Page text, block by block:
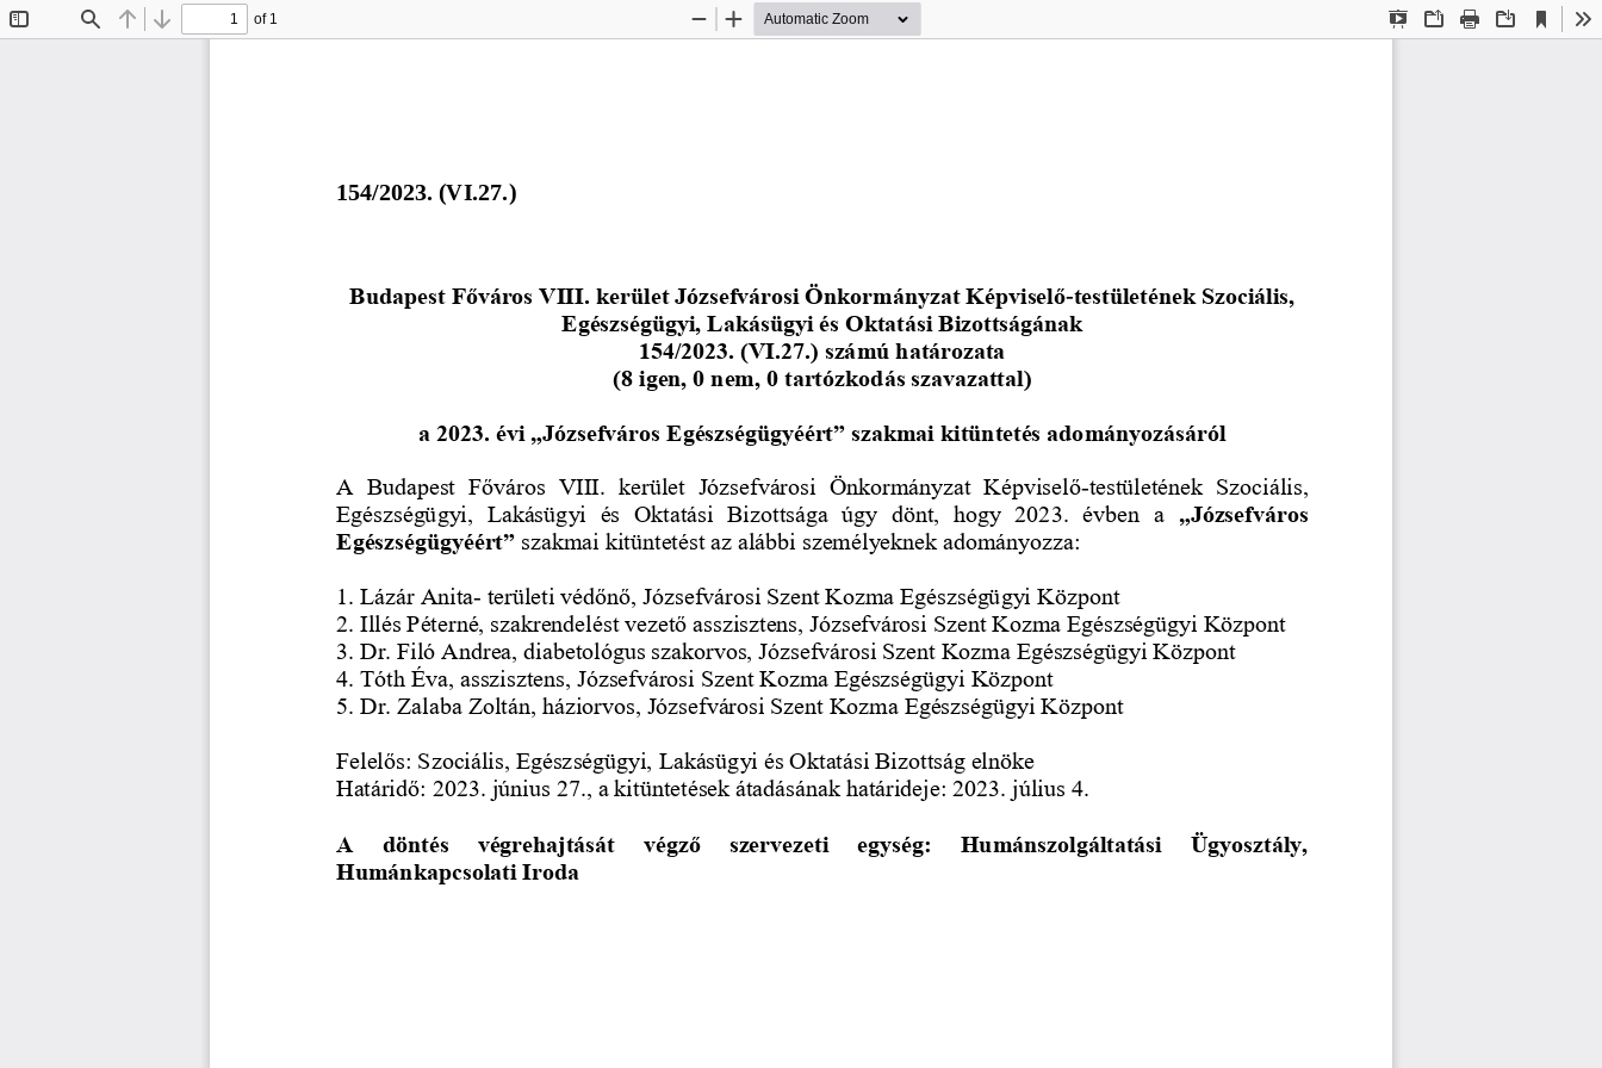
Find Previous
Next
of 1
Presentation
OpenPrint Download
Current
View
Zoom
Zoom
154/2023. (VI.27.)
Budapest Főváros VIII. kerület Józsefvárosi Önkormányzat Képviselő-testületének Szociális,
Egészségügyi, Lakásügyi és Oktatási Bizottságának
154/2023. (VI.27.) számú határozata
(8 igen, 0 nem, 0 tartózkodás szavazattal)
a 2023. évi „Józsefváros Egészségügyéért” szakmai kitüntetés adományozásáról
A  Budapest  Főváros  VIII.  kerület  Józsefvárosi  Önkormányzat  Képviselő-testületének  Szociális,
Egészségügyi,  Lakásügyi  és  Oktatási  Bizottsága  úgy  dönt,  hogy  2023.  évben  a „Józsefváros
Egészségügyéért” szakmai kitüntetést az alábbi személyeknek adományozza:
1. Lázár Anita- területi védőnő, Józsefvárosi Szent Kozma Egészségügyi Központ
2. Illés Péterné, szakrendelést vezető asszisztens, Józsefvárosi Szent Kozma Egészségügyi Központ
3. Dr. Filó Andrea, diabetológus szakorvos, Józsefvárosi Szent Kozma Egészségügyi Központ
4. Tóth Éva, asszisztens, Józsefvárosi Szent Kozma Egészségügyi Központ
5. Dr. Zalaba Zoltán, háziorvos, Józsefvárosi Szent Kozma Egészségügyi Központ
Felelős: Szociális, Egészségügyi, Lakásügyi és Oktatási Bizottság elnöke
Határidő: 2023. június 27., a kitüntetések átadásának határideje: 2023. július 4.
A   döntés   végrehajtását   végző   szervezeti   egység:
Humánszolgáltatási   Ügyosztály,
Humánkapcsolati Iroda